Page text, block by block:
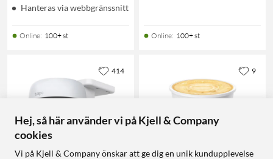
Hanteras via webbgränssnitt
Online: 100+ st Online: 100+ st
414 9
Hej, så här använder vi på Kjell & Company
cookies
Vi på Kjell & Company önskar att ge dig en unik kundupplevelse